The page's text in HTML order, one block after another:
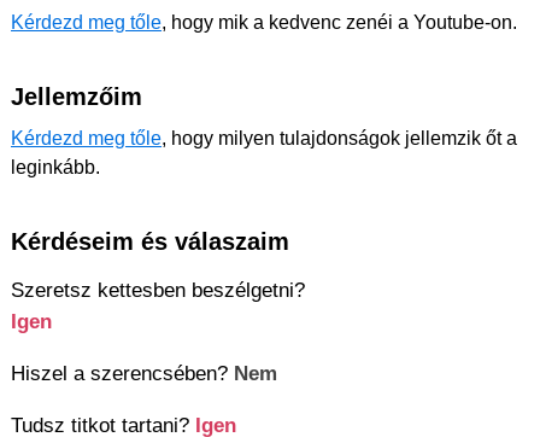
Kérdezd meg tőle, hogy mik a kedvenc zenéi a Youtube-on.
Jellemzőim
Kérdezd meg tőle, hogy milyen tulajdonságok jellemzik őt a
leginkább.
Kérdéseim és válaszaim
Szeretsz kettesben beszélgetni?
Igen
Hiszel a szerencsében? Nem
Tudsz titkot tartani? Igen